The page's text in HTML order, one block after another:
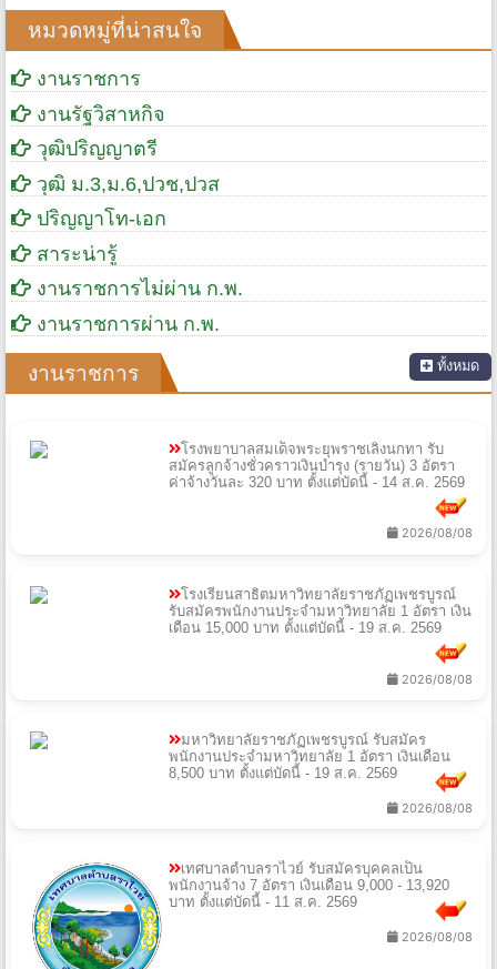
หมวดหมู่ที่น่าสนใจ
งานราชการ
งานรัฐวิสาหกิจ
วุฒิปริญญาตรี
วุฒิ ม.3,ม.6,ปวช,ปวส
ปริญญาโท-เอก
สาระน่ารู้
งานราชการไม่ผ่าน ก.พ.
งานราชการผ่าน ก.พ.
งานราชการ ทั้งหมด
โรงพยาบาลสมเด็จพระยุพราชเลิงนกทา รับ
สมัครลูกจ้างชั่วคราวเงินบํารุง (รายวัน) 3 อัตรา
ค่าจ้างวันละ 320 บาท ตั้งแต่บัดนี้ - 14 ส.ค. 2569
2026/08/08
โรงเรียนสาธิตมหาวิทยาลัยราชภัฏเพชรบูรณ์
รับสมัครพนักงานประจำมหาวิทยาลัย 1 อัตรา เงิน
เดือน 15,000 บาท ตั้งแต่บัดนี้ - 19 ส.ค. 2569
2026/08/08
มหาวิทยาลัยราชภัฏเพชรบูรณ์ รับสมัคร
พนักงานประจำมหาวิทยาลัย 1 อัตรา เงินเดือน
8,500 บาท ตั้งแต่บัดนี้ - 19 ส.ค. 2569
2026/08/08
เทศบาลตําบลราไวย์ รับสมัครบุคคลเป็น
พนักงานจ้าง 7 อัตรา เงินเดือน 9,000 - 13,920
บาท ตั้งแต่บัดนี้ - 11 ส.ค. 2569
2026/08/08